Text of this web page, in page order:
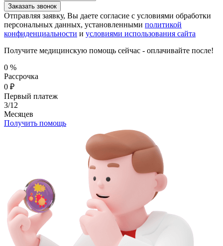
Заказать звонок
Отправляя заявку, Вы даете согласие с условиями обработки
персональных данных, установленными политикой
конфиденциальности и условиями использования сайта
Получите медицинскую помощь сейчас - оплачивайте после!
0 %
Рассрочка
0 ₽
Первый платеж
3/12
Месяцев
Получить помощь